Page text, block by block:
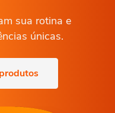
sua rotina e
únicas.